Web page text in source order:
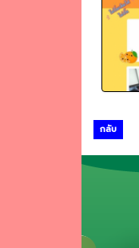
กลับ